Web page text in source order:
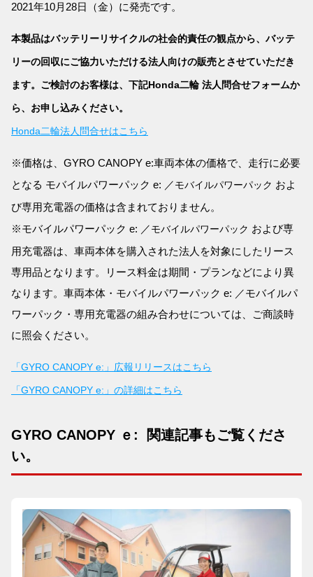
2021年10月28日（金）に発売です。
本製品はバッテリーリサイクルの社会的責任の観点から、バッテ
リーの回収にご協力いただける法人向けの販売とさせていただき
ます。ご検討のお客様は、下記Honda二輪 法人問合せフォームか
ら、お申し込みください。
Honda二輪法人問合せはこちら
※価格は、GYRO CANOPY e:車両本体の価格で、走行に必要
となる モバイルパワーパック e: ／モバイルパワーパック およ
び専用充電器の価格は含まれておりません。
※モバイルパワーパック e: ／モバイルパワーパック および専
用充電器は、車両本体を購入された法人を対象にしたリース
専用品となります。リース料金は期間・プランなどにより異
なります。車両本体・モバイルパワーパック e: ／モバイルパ
ワーパック・専用充電器の組み合わせについては、ご商談時
に照会ください。
「GYRO CANOPY e:」広報リリースはこちら
「GYRO CANOPY e:」の詳細はこちら
GYRO CANOPY ｅ: 関連記事もご覧くださ
い。